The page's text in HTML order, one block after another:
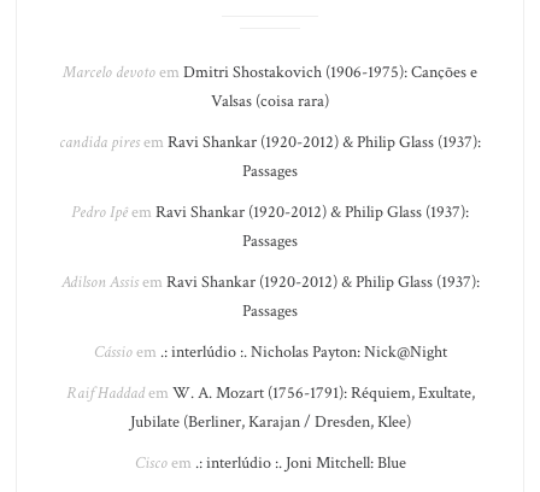
Marcelo devotoem Dmitri Shostakovich (1906-1975): Canções e
Valsas (coisa rara)
candida piresem Ravi Shankar (1920-2012) & Philip Glass (1937):
Passages
Pedro Ipêem Ravi Shankar (1920-2012) & Philip Glass (1937):
Passages
Adilson Assisem Ravi Shankar (1920-2012) & Philip Glass (1937):
Passages
Cássioem .: interlúdio :. Nicholas Payton: Nick@Night
Raif Haddadem W. A. Mozart (1756-1791): Réquiem, Exultate,
Jubilate (Berliner, Karajan / Dresden, Klee)
Ciscoem .: interlúdio :. Joni Mitchell: Blue